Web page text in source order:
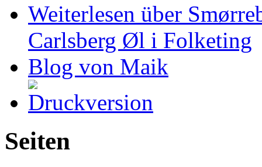
Weiterlesen über
Carlsberg Øl i Folketing
Blog von Maik
Seiten